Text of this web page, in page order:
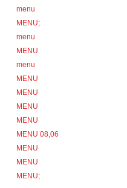
menu
MENU;
menu
MENU
menu
MENU
MENU
MENU
MENU
MENU 08,06
MENU
MENU
MENU;